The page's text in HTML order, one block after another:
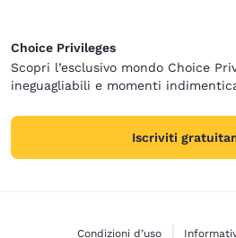
Choice Privileges
Scopri l’esclusivo mondo Choice
ineguagliabili e momenti
Iscriviti
Condizioni d’uso